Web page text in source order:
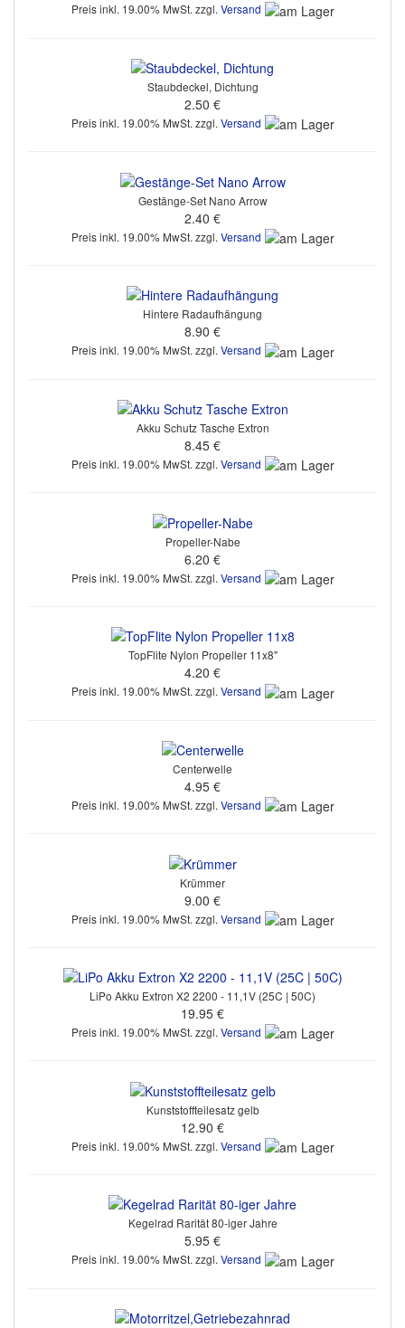
Preis inkl. 19.00% MwSt. zzgl. Versand
Staubdeckel, Dichtung
2.50 €
Preis inkl. 19.00% MwSt. zzgl. Versand
Gestänge-Set Nano Arrow
2.40 €
Preis inkl. 19.00% MwSt. zzgl. Versand
Hintere Radaufhängung
8.90 €
Preis inkl. 19.00% MwSt. zzgl. Versand
Akku Schutz Tasche Extron
8.45 €
Preis inkl. 19.00% MwSt. zzgl. Versand
Propeller-Nabe
6.20 €
Preis inkl. 19.00% MwSt. zzgl. Versand
TopFlite Nylon Propeller 11x8"
4.20 €
Preis inkl. 19.00% MwSt. zzgl. Versand
Centerwelle
4.95 €
Preis inkl. 19.00% MwSt. zzgl. Versand
Krümmer
9.00 €
Preis inkl. 19.00% MwSt. zzgl. Versand
LiPo Akku Extron X2 2200 - 11,1V (25C | 50C)
19.95 €
Preis inkl. 19.00% MwSt. zzgl. Versand
Kunststoffteilesatz gelb
12.90 €
Preis inkl. 19.00% MwSt. zzgl. Versand
Kegelrad Rarität 80-iger Jahre
5.95 €
Preis inkl. 19.00% MwSt. zzgl.Versand